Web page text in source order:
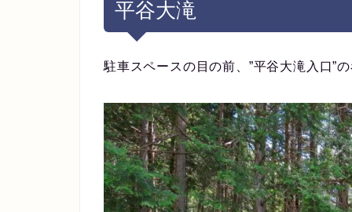
平谷大滝
駐車スペースの目の前、”平谷大滝入口”